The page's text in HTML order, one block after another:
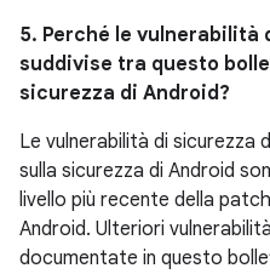
5. Perché le vulnerabilità
suddivise tra questo
sicurezza di Android?
Le vulnerabilità di sicurezza
sulla sicurezza di Android
livello più recente della
Android. Ulteriori
documentate in questo